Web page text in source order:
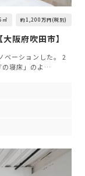
㎡ 約1,200万円(税別)
阪府吹田市】
ベーションした。 2
の寝床」のよ…